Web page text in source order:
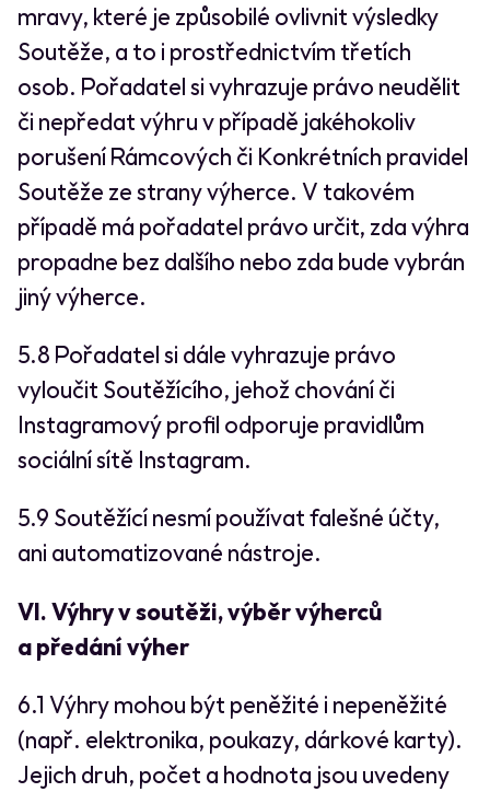
mravy, které je způsobilé ovlivnit výsledky
Soutěže, a to i prostřednictvím třetích
osob. Pořadatel si vyhrazuje právo neudělit
či nepředat výhru v případě jakéhokoliv
porušení Rámcových či Konkrétních pravidel
Soutěže ze strany výherce. V takovém
případě má pořadatel právo určit, zda výhra
propadne bez dalšího nebo zda bude vybrán
jiný výherce.
5.8 Pořadatel si dále vyhrazuje právo
vyloučit Soutěžícího, jehož chování či
Instagramový profil odporuje pravidlům
sociální sítě Instagram.
5.9 Soutěžící nesmí používat falešné účty,
ani automatizované nástroje.
VI. Výhry v soutěži, výběr výherců
a předání výher
6.1 Výhry mohou být peněžité i nepeněžité
(např. elektronika, poukazy, dárkové karty).
Jejich druh, počet a hodnota jsou uvedeny